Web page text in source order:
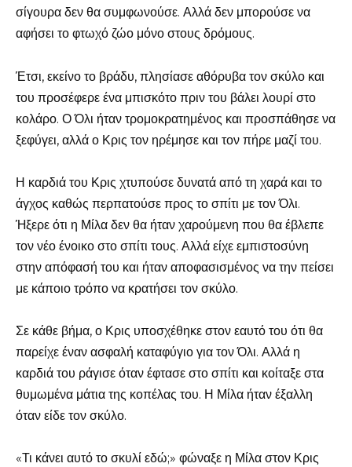
σίγουρα δεν θα συμφωνούσε. Αλλά δεν μπορούσε να
αφήσει το φτωχό ζώο μόνο στους δρόμους.
Έτσι, εκείνο το βράδυ, πλησίασε αθόρυβα τον σκύλο και
του προσέφερε ένα μπισκότο πριν του βάλει λουρί στο
κολάρο. Ο Όλι ήταν τρομοκρατημένος και προσπάθησε να
ξεφύγει, αλλά ο Κρις τον ηρέμησε και τον πήρε μαζί του.
Η καρδιά του Κρις χτυπούσε δυνατά από τη χαρά και το
άγχος καθώς περπατούσε προς το σπίτι με τον Όλι.
Ήξερε ότι η Μίλα δεν θα ήταν χαρούμενη που θα έβλεπε
τον νέο ένοικο στο σπίτι τους. Αλλά είχε εμπιστοσύνη
στην απόφασή του και ήταν αποφασισμένος να την πείσει
με κάποιο τρόπο να κρατήσει τον σκύλο.
Σε κάθε βήμα, ο Κρις υποσχέθηκε στον εαυτό του ότι θα
παρείχε έναν ασφαλή καταφύγιο για τον Όλι. Αλλά η
καρδιά του ράγισε όταν έφτασε στο σπίτι και κοίταξε στα
θυμωμένα μάτια της κοπέλας του. Η Μίλα ήταν έξαλλη
όταν είδε τον σκύλο.
«Τι κάνει αυτό το σκυλί εδώ;» φώναξε η Μίλα στον Κρις